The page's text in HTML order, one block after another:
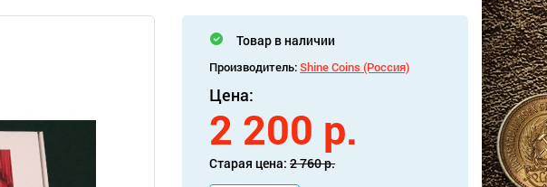
Товар в наличии
Производитель:Shine Coins (Россия)
Цена:
2 200 р.
Старая цена:2 760 р.